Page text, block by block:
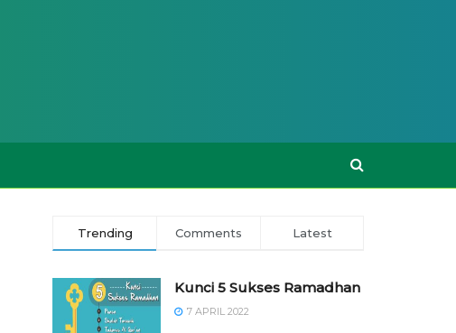
Trending Comments Latest
Kunci 5 Sukses Ramadhan
7 APRIL 2022